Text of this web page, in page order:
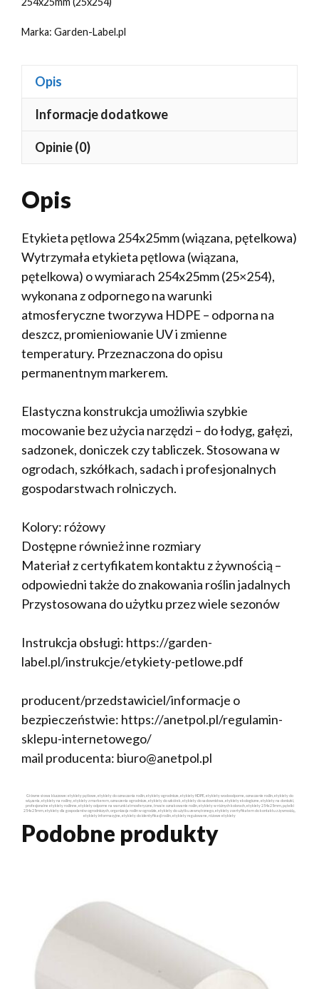
Marka: Garden-Label.pl
Opis
Informacje dodatkowe
Opinie (0)
Opis
Etykieta pętlowa 254x25mm (wiązana, pętelkowa)
Wytrzymała etykieta pętlowa (wiązana,
pętelkowa) o wymiarach 254x25mm (25×254),
wykonana z odpornego na warunki
atmosferyczne tworzywa HDPE – odporna na
deszcz, promieniowanie UV i zmienne
temperatury. Przeznaczona do opisu
permanentnym markerem.
Elastyczna konstrukcja umożliwia szybkie
mocowanie bez użycia narzędzi – do łodyg, gałęzi,
sadzonek, doniczek czy tabliczek. Stosowana w
ogrodach, szkółkach, sadach i profesjonalnych
gospodarstwach rolniczych.
Kolory: różowy
Dostępne również inne rozmiary
Materiał z certyfikatem kontaktu z żywnością –
odpowiedni także do znakowania roślin jadalnych
Przystosowana do użytku przez wiele sezonów
Instrukcja obsługi: https://garden-
label.pl/instrukcje/etykiety-petlowe.pdf
producent/przedstawiciel/informacje o
bezpieczeństwie: https://anetpol.pl/regulamin-
sklepu-internetowego/
mail producenta: biuro@anetpol.pl
Główne słowa kluczowe: etykiety pętlowe, etykiety do oznaczania roślin, etykiety ogrodnicze, etykiety HDPE, etykiety wodoodporne, oznaczanie roślin, etykiety do
wiązania, etykiety na rośliny, etykiety z markerem, oznaczenia ogrodnicze, etykiety do szkółek, etykiety do sadownictwa, etykiety ekologiczne, etykiety na doniczki,
profesjonalne etykiety roślinne, etykiety odporne na warunki atmosferyczne, trwałe oznakowanie roślin, etykiety w różnych kolorach, etykiety 254x25mm, pętelki
254x25mm, etykiety dla gospodarstw ogrodniczych, organizacja roślin w ogrodzie, etykiety do użytku zewnętrznego, etykiety z certyfikatem do kontaktu z żywnością,
etykiety informacyjne, etykiety do identyfikacji roślin, etykiety regulowane, różowe etykiety
Podobne produkty